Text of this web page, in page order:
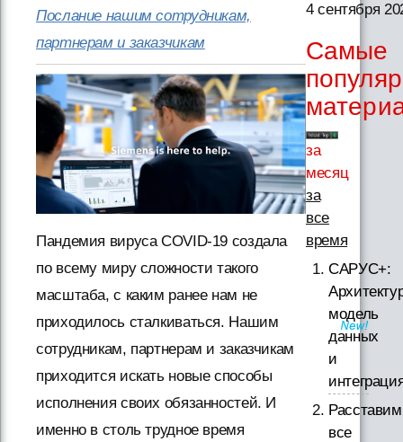
Послание нашим сотрудникам,
партнерам и заказчикам
Пандемия вируса COVID-19 создала
по всему миру сложности такого
масштаба, с каким ранее нам не
приходилось сталкиваться. Нашим
сотрудникам, партнерам и заказчикам
приходится искать новые способы
исполнения своих обязанностей. И
именно в столь трудное время
4 сентября
Самые
за
месяц
за
все
время
САРУС+:
модель
данных
и
Расставим
все